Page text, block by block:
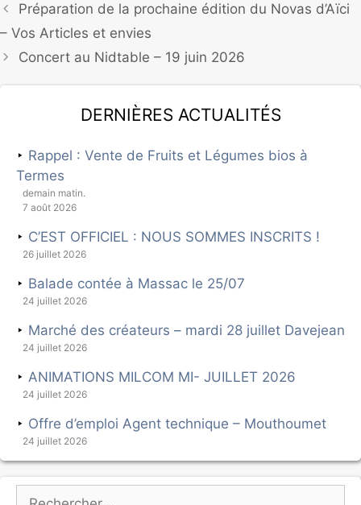
Préparation de la prochaine édition du Novas d’Aïci
– Vos Articles et envies
Concert au Nidtable – 19 juin 2026
Dernières actualités
Rappel : Vente de Fruits et Légumes bios à
Termes
demain matin.
7 août 2026
C’EST OFFICIEL : NOUS SOMMES INSCRITS !
26 juillet 2026
Balade contée à Massac le 25/07
24 juillet 2026
Marché des créateurs – mardi 28 juillet Davejean
24 juillet 2026
ANIMATIONS MILCOM MI- JUILLET 2026
24 juillet 2026
Offre d’emploi Agent technique – Mouthoumet
24 juillet 2026